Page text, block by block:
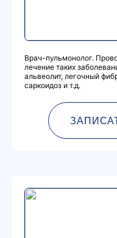
Врач-пульмонолог.
лечение таких
альвеолит, легочный
саркоидоз и т.д.